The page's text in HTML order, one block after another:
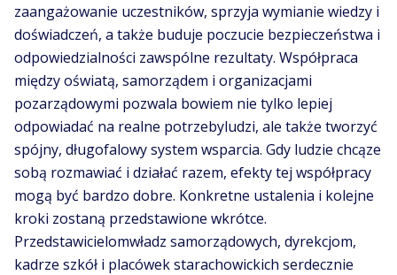
zaangażowanie uczestników, sprzyja wymianie wiedzy i
doświadczeń, a także buduje poczucie bezpieczeństwa i
odpowiedzialności zawspólne rezultaty. Współpraca
między oświatą, samorządem i organizacjami
pozarządowymi pozwala bowiem nie tylko lepiej
odpowiadać na realne potrzebyludzi, ale także tworzyć
spójny, długofalowy system wsparcia. Gdy ludzie chcąze
sobą rozmawiać i działać razem, efekty tej współpracy
mogą być bardzo dobre. Konkretne ustalenia i kolejne
kroki zostaną przedstawione wkrótce.
Przedstawicielomwładz samorządowych, dyrekcjom,
kadrze szkół i placówek starachowickich serdecznie